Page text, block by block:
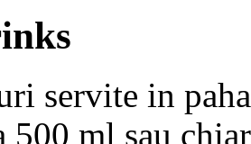
servite in
500 ml sau